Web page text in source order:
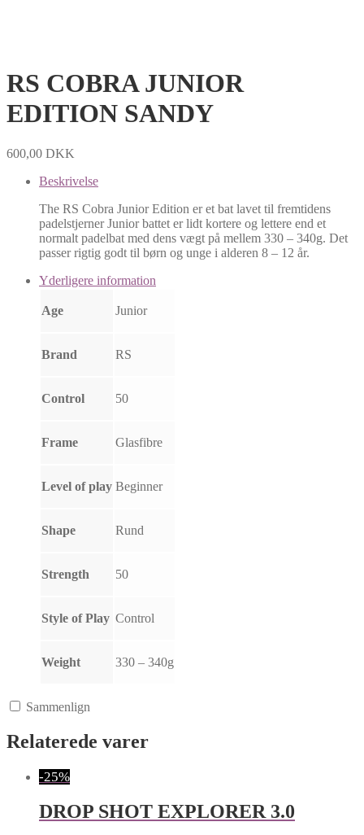
RS COBRA JUNIOR
EDITION SANDY
600,00 DKK
Beskrivelse
The RS Cobra Junior Edition er et bat lavet til fremtidens
padelstjerner Junior battet er lidt kortere og lettere end et
normalt padelbat med dens vægt på mellem 330 – 340g. Det
passer rigtig godt til børn og unge i alderen 8 – 12 år.
Yderligere information
Age Junior
Brand RS
Control 50
Frame Glasfibre
Level of play Beginner
Shape Rund
Strength 50
Style of Play Control
Weight 330 – 340g
Sammenlign
Relaterede varer
-25%
DROP SHOT EXPLORER 3.0